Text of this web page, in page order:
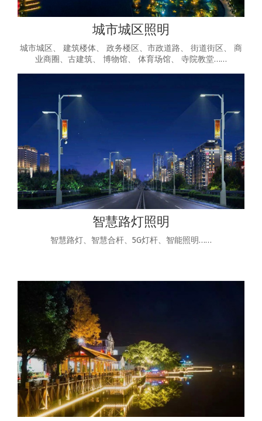
城市城区照明
城市城区、 建筑楼体、 政务楼区、市政道路、 街道街区、 商
业商圈、古建筑、 博物馆、 体育场馆、 寺院教堂……
智慧路灯照明
智慧路灯、智慧合杆、5G灯杆、智能照明……